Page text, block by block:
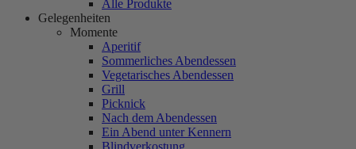
Alle Produkte
Gelegenheiten
Momente
Aperitif
Sommerliches Abendessen
Vegetarisches Abendessen
Grill
Picknick
Nach dem Abendessen
Ein Abend unter Kennern